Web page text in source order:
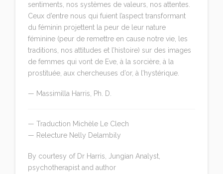
sentiments, nos systèmes de valeurs, nos attentes.
Ceux d’entre nous qui fuient l’aspect transformant
du féminin projettent la peur de leur nature
féminine (peur de remettre en cause notre vie, les
traditions, nos attitudes et l’histoire) sur des images
de femmes qui vont de Eve, à la sorcière, à la
prostituée, aux chercheuses d’or, à l’hystérique.
— Massimilla Harris, Ph. D.
— Traduction Michèle Le Clech
— Relecture Nelly Delambily
By courtesy of Dr Harris, Jungian Analyst,
psychotherapist and author